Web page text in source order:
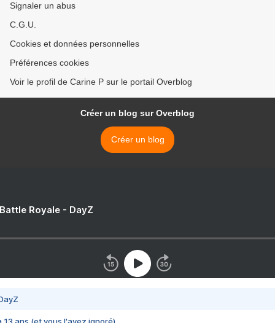
Signaler un abus
C.G.U.
Cookies et données personnelles
Préférences cookies
Voir le profil de Carine P sur le portail Overblog
Créer un blog sur Overblog
Créer un blog
Royale - DayZ